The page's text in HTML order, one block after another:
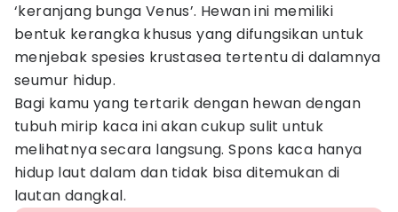
‘keranjang bunga Venus’. Hewan ini memiliki
bentuk kerangka khusus yang difungsikan untuk
menjebak spesies krustasea tertentu di dalamnya
seumur hidup.
Bagi kamu yang tertarik dengan hewan dengan
tubuh mirip kaca ini akan cukup sulit untuk
melihatnya secara langsung. Spons kaca hanya
hidup laut dalam dan tidak bisa ditemukan di
lautan dangkal.